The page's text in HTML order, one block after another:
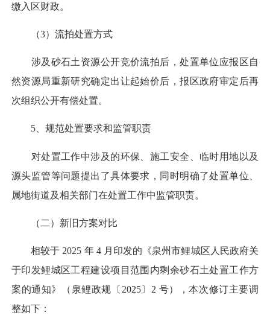
缴入区财政。
（3）流拍处置方式
涉及砂石土资源公开竞价流拍后，处置单位应报区自
然资源局重新研究确定出让起始价后，报区政府审定后再
次组织公开有偿处置。
5、规范处置要求和监管职责
对处置工作中涉及的环保、施工安全、临时用地以及
源头监管等问题提出了具体要求，同时明确了处置单位、
属地街道及相关部门在处置工作中监管职责。
（二）新旧方案对比
相较于 2025 年 4 月印发的《泉州市鲤城区人民政府关
于印发鲤城区工程建设项目范围内剩余砂石土处置工作方
案的通知》（泉鲤政规〔2025〕2 号），本次修订主要调
整如下：